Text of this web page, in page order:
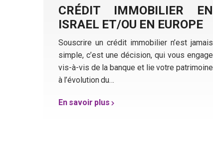
CRÉDIT IMMOBILIER EN
ISRAEL ET/OU EN EUROPE
Souscrire un crédit immobilier n’est jamais
simple, c’est une décision, qui vous engage
vis-à-vis de la banque et lie votre patrimoine
à l’évolution du…
En savoir plus